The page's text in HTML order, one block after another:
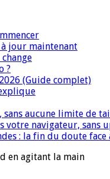
jour maintenant
?
(Guide complet)
aucune limite de
votre navigateur, sans
: la fin du doute face
en agitant la main